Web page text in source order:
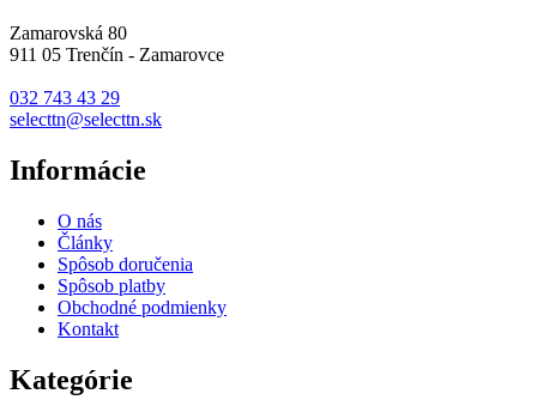
Zamarovská 80
911 05 Trenčín - Zamarovce
032 743 43 29
selecttn@selecttn.sk
Informácie
O nás
Články
Spôsob doručenia
Spôsob platby
Obchodné podmienky
Kontakt
Kategórie